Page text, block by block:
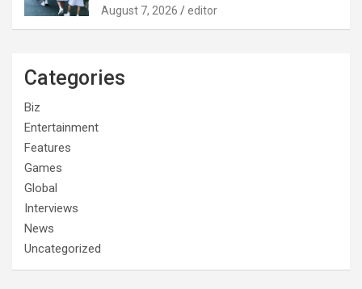
August 7, 2026 editor
Categories
Biz
Entertainment
Features
Games
Global
Interviews
News
Uncategorized